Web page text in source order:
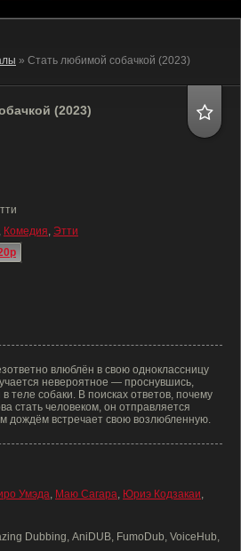
» Стать любимой собачкой (2023)
(2023)
, Комедия, Этти
влюблён в свою одноклассницу
невероятное — проснувшись,
теле собаки. В поисках ответов, почему
стать человеком, он отправляется
дождём встречает свою возлюбленную.
Умэда, Маю Сагара, Юриэ Кодзакаи,
Dubbing, AniDUB, FumoDub, VoiceHub,